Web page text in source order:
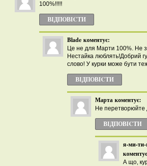
100%!!!!!
ВІДПОВІCТИ
Blade коментує:
Це не для Марти 100%. Не
Нестайка люблять!Добрий
слово! У курки може бути
ВІДПОВІCТИ
Марта коментує:
Не перетворюйте
ВІДПОВІCТИ
я-ми-
А що,